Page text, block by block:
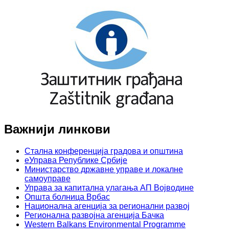
Важнији линкови
Стална конференција градова и општина
еУправа Републике Србије
Министарство државне управе и локалне
самоуправе
Управа за капитална улагања АП Војводине
Општа болница Врбас
Национална агенција за регионални развој
Регионална развојна агенција Бачка
Western Balkans Environmental Programme